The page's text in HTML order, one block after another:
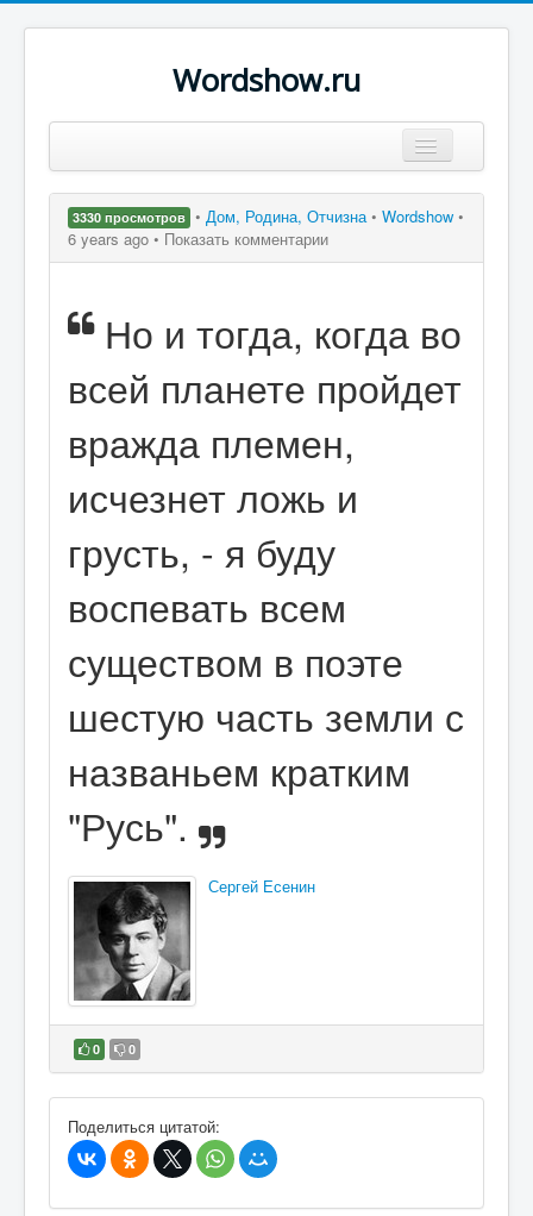
Wordshow.ru
Популярные цитаты
Поиск
3330 просмотров • Дом, Родина, Отчизна• Wordshow •
6 years ago • Показать комментарии
Но и тогда, когда во
всей планете пройдет
вражда племен,
исчезнет ложь и
грусть, - я буду
воспевать всем
существом в поэте
шестую часть земли с
названьем кратким
"Русь".
Сергей Есенин
0 0
В избранное
Поделиться цитатой: